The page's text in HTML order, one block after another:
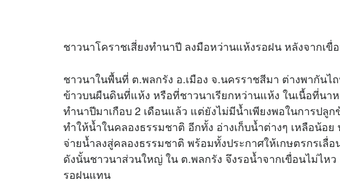
ชาวนาโคราชเสี่ยงทำนาปี ลงมือหว่านแห้งรอฝน หลังจากเขื่
ชาวนาในพื้นที่ ต.พลกรัง อ.เมือง จ.นครราชสีมา ต่างพากัน
ข้าวบนผืนดินที่แห้ง หรือที่ชาวนาเรียกหว่านแห้ง ในเนื้อที่นา
ทำนาปีมาเกือบ 2 เดือนแล้ว แต่ยังไม่มีน้ำเพียงพอในการปลู
ทำให้น้ำในคลองธรรมชาติ อีกทั้ง อ่างเก็บน้ำต่างๆ เหลือน้อ
จ่ายน้ำลงสู่คลองธรรมชาติ พร้อมทั้งประกาศให้เกษตรกรเลื่
ดังนั้นชาวนาส่วนใหญ่ ใน ต.พลกรัง จึงรอน้ำจากเขื่อนไม่ไห
รอฝนแทน